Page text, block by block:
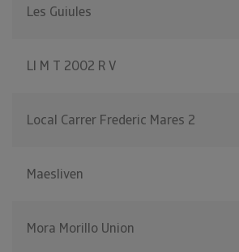
Les Guiules
Ll M T 2002 R V
Local Carrer Frederic Mares 2
Maesliven
Mora Morillo Union